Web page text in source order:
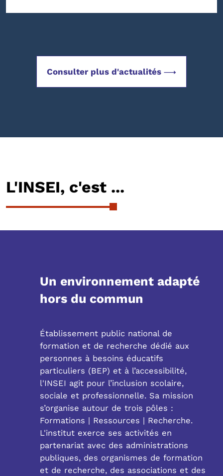
Consulter plus d'actualités
L'INSEI, c'est ...
Un environnement adapté
hors du commun
Établissement public national de
formation et de recherche dédié aux
personnes à besoins éducatifs
particuliers (BEP) et à l’accessibilité,
l'INSEI agit pour l’inclusion scolaire,
sociale et professionnelle. Sa mission
s’organise autour de trois pôles :
Formations | Ressources | Recherche.
L'institut exerce ses activités en
partenariat avec des administrations
publiques, des organismes de formation
et de recherche, des associations et des